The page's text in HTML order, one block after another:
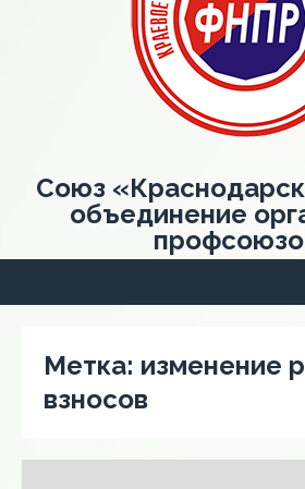
Союз
объединение
Метка: изменение
взносов